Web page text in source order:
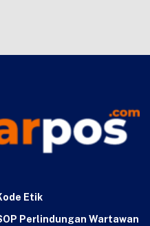
Etik
Perlindungan Wartawan